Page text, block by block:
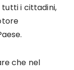
tutti i cittadini,
che nel